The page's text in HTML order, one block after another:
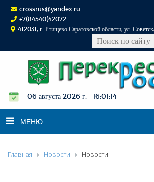
crossrus@yandex.ru
+7(84540)42072
412031, г. Ртищево Саратовской области, ул.
06 августа 2026 г. 16:01:14
МЕНЮ
НОВОСТИ
Главная Новости Новости